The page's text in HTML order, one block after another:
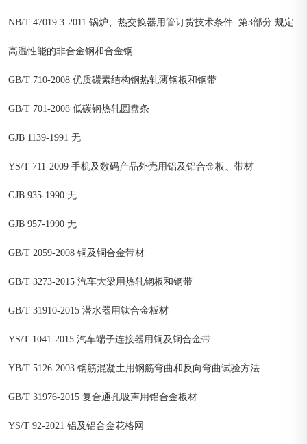
NB/T 47019.3-2011 锅炉、热交换器用管订货技术条件. 第3部分:规定
高温性能的非合金钢和合金钢
GB/T 710-2008 优质碳素结构钢热轧薄钢板和钢带
GB/T 701-2008 低碳钢热轧圆盘条
GJB 1139-1991 无
YS/T 711-2009 手机及数码产品外壳用铝及铝合金板、带材
GJB 935-1990 无
GJB 957-1990 无
GB/T 2059-2008 铜及铜合金带材
GB/T 3273-2015 汽车大梁用热轧钢板和钢带
GB/T 31910-2015 潜水器用钛合金板材
YS/T 1041-2015 汽车端子连接器用铜及铜合金带
YB/T 5126-2003 钢筋混凝土用钢筋弯曲和反向弯曲试验方法
GB/T 31976-2015 复合通孔吸声用铝合金板材
YS/T 92-2021 铝及铝合金花格网